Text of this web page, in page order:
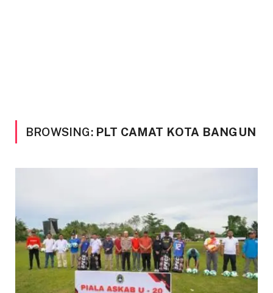
BROWSING: PLT CAMAT KOTA BANGUN